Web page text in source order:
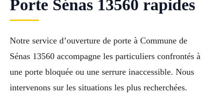
Porte Sénas 13560 rapides
Notre service d’ouverture de porte à Commune de
Sénas 13560 accompagne les particuliers confrontés à
une porte bloquée ou une serrure inaccessible. Nous
intervenons sur les situations les plus recherchées.